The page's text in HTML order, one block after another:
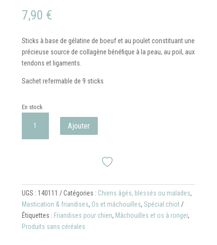
7,90 €
Sticks à base de gélatine de boeuf et au poulet constituant une
précieuse source de collagène bénéfique à la peau, au poil, aux
tendons et ligaments.
Sachet refermable de 9 sticks
En stock
Sticks
Ajouter
UGS : 140111 Catégories : Chiens âgés, blessés ou malades,
Mastication & friandises, Os et mâchouilles, Spécial chiot
Étiquettes : Friandises pour chien, Mâchouilles et os à ronger,
Produits sans céréales